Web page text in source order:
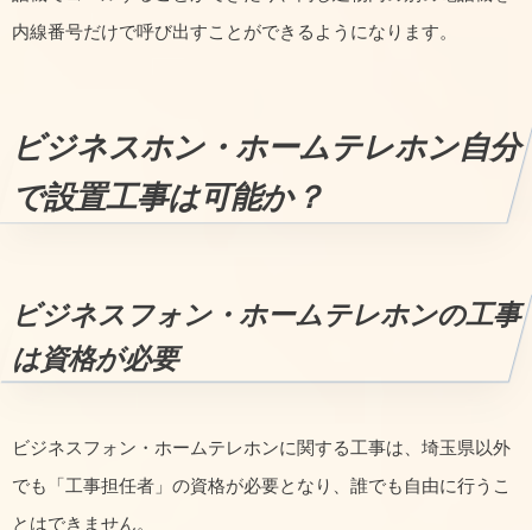
内線番号だけで呼び出すことができるようになります。
ビジネスホン・ホームテレホン自分
で設置工事は可能か？
ビジネスフォン・ホームテレホンの工事
は資格が必要
ビジネスフォン・ホームテレホンに関する工事は、埼玉県以外
でも「工事担任者」の資格が必要となり、誰でも自由に行うこ
とはできません。